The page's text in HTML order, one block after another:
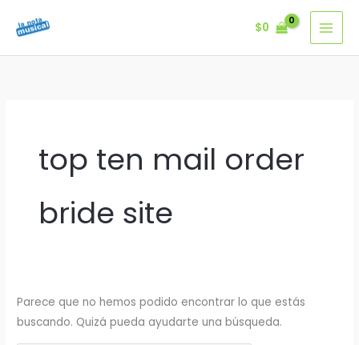
$0
top ten mail order
bride site
Parece que no hemos podido encontrar lo que estás
buscando. Quizá pueda ayudarte una búsqueda.